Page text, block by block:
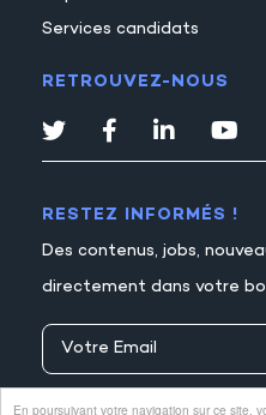
En poursuivant votre navigation sur ce site,
Services candidats
RETROUVEZ-NOUS
RESTEZ INFORMÉS !
Des contenus, jobs,
directement dans votre